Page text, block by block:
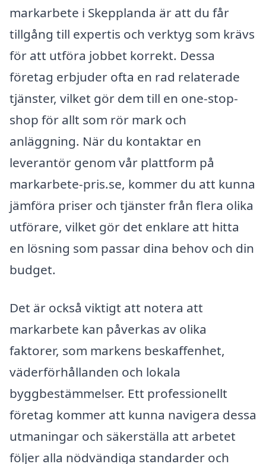
markarbete i Skepplanda är att du får
tillgång till expertis och verktyg som krävs
för att utföra jobbet korrekt. Dessa
företag erbjuder ofta en rad relaterade
tjänster, vilket gör dem till en one-stop-
shop för allt som rör mark och
anläggning. När du kontaktar en
leverantör genom vår plattform på
markarbete-pris.se, kommer du att kunna
jämföra priser och tjänster från flera olika
utförare, vilket gör det enklare att hitta
en lösning som passar dina behov och din
budget.
Det är också viktigt att notera att
markarbete kan påverkas av olika
faktorer, som markens beskaffenhet,
väderförhållanden och lokala
byggbestämmelser. Ett professionellt
företag kommer att kunna navigera dessa
utmaningar och säkerställa att arbetet
följer alla nödvändiga standarder och